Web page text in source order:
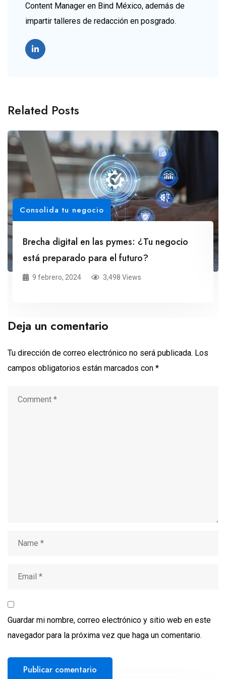
Content Manager en Bind México, además de
impartir talleres de redacción en posgrado.
Related Posts
Consolida tu negocio
Brecha digital en las pymes: ¿Tu negocio
está preparado para el futuro?
9 febrero, 2024 3,498 Views
Deja un comentario
Tu dirección de correo electrónico no será publicada. Los
campos obligatorios están marcados con *
Guardar mi nombre, correo electrónico y sitio web en este
navegador para la próxima vez que haga un comentario.